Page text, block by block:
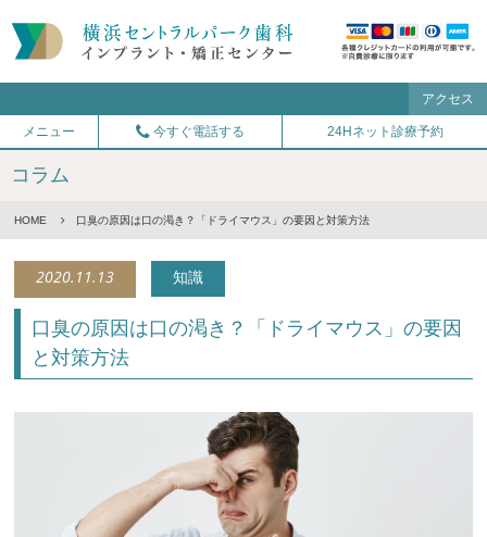
アクセス
メニュー 今すぐ電話する 24Hネット診療予約
コラム
HOME 口臭の原因は口の渇き？「ドライマウス」の要因と対策方法
2020.11.13 知識
口臭の原因は口の渇き？「ドライマウス」の要因
と対策方法